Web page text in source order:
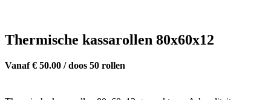
Thermische kassarollen 80x60x12
Vanaf € 50.00 / doos 50 rollen